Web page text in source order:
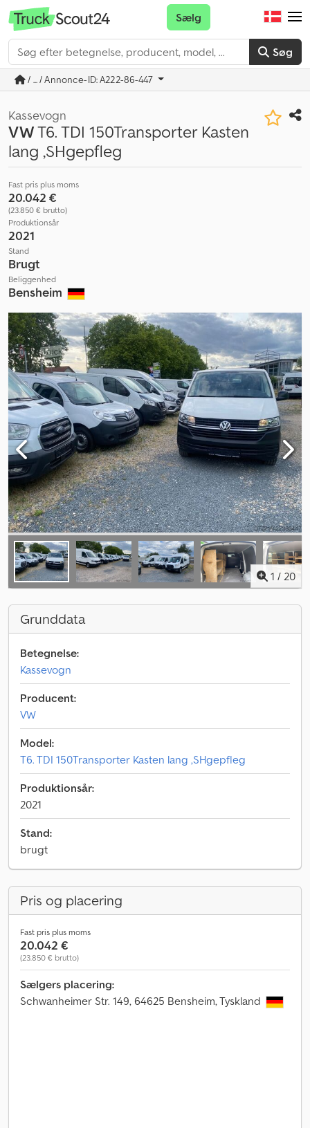
Søg
Sælg
/ ... / Annonce-ID: A222-86-447
Kassevogn
VWT6. TDI 150Transporter Kasten
lang ,SHgepfleg
Fast pris plus moms
20.042 €
(23.850 € brutto)
Produktionsår
2021
Stand
Brugt
Beliggenhed
Bensheim
1 / 20
Grunddata
Betegnelse:
Kassevogn
Producent:
VW
Model:
T6. TDI 150Transporter Kasten lang ,SHgepfleg
Produktionsår:
2021
Stand:
brugt
Pris og placering
Fast pris plus moms
20.042 €
(23.850 € brutto)
Sælgers placering:
Schwanheimer Str. 149, 64625 Bensheim, Tyskland